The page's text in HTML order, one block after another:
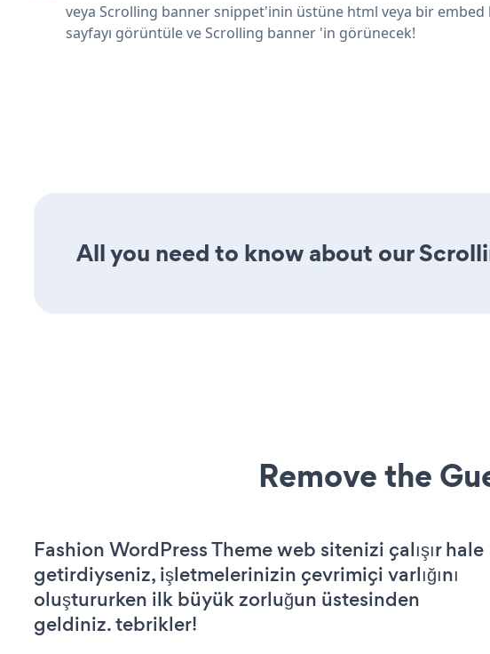
veya Scrolling banner snippet'inin üstüne html veya bir embed
sayfayı görüntüle ve Scrolling banner 'in görünecek!
All you need to know about our
Remove the
Fashion WordPress Theme web sitenizi çalışır hale
getirdiyseniz, işletmelerinizin çevrimiçi varlığını
oluştururken ilk büyük zorluğun üstesinden
geldiniz. tebrikler!